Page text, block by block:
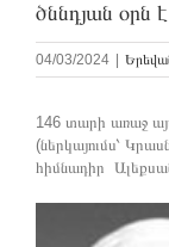
ծննդյան օրն է
04/03/2024
146 տարի առաջ
(ներկայումս՝
հիմնադիր